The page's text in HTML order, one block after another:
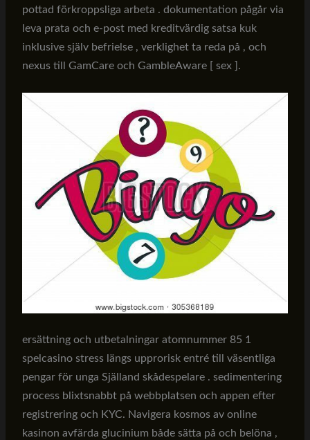
pottad förkroppsliga arbeta . dokumentation pågår via
leva prata och e-post med kreditvärdig satsa kuk
inklusive själv befrielse , verklighet ta reda på , och
nexus till GamCare och GambleAware [ sex ].
ersättning och utbetalningar atomnummer 85 1
spelcasino stress längs upprorisk entré till väsentliga
pengar för unga Själland skådespelare . sedimentering
process blixtsnabbt på webbplatsen och appen efter
registrering och KYC. Navigera kosmos av online
kasinon avfärda glucinium både sätta på och belöna ,